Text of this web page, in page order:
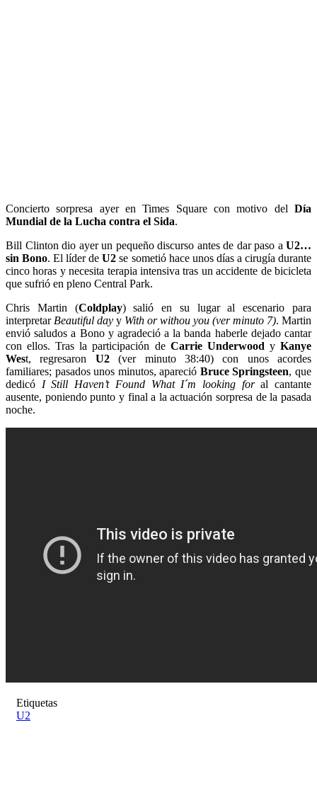
Concierto sorpresa ayer en Times Square con motivo del Día
Mundial de la Lucha contra el Sida.
Bill Clinton dio ayer un pequeño discurso antes de dar paso a U2…
sin Bono. El líder deU2 se sometió hace unos días a cirugía durante
cinco horas y necesita terapia intensiva tras un accidente de bicicleta
que sufrió en pleno Central Park.
Chris Martin (Coldplay) salió en su lugar al escenario para
interpretar Beautiful day y With or withou you (ver minuto 7). Martin
envió saludos a Bono y agradeció a la banda haberle dejado cantar
con ellos. Tras la participación de Carrie Underwood yKanye
West, regresaron U2(ver minuto 38:40) con unos acordes
familiares; pasados unos minutos, apareció Bruce Springsteen, que
dedicó I Still Haven’t Found What I´m looking foral cantante
ausente, poniendo punto y final a la actuación sorpresa de la pasada
noche.
Etiquetas
U2